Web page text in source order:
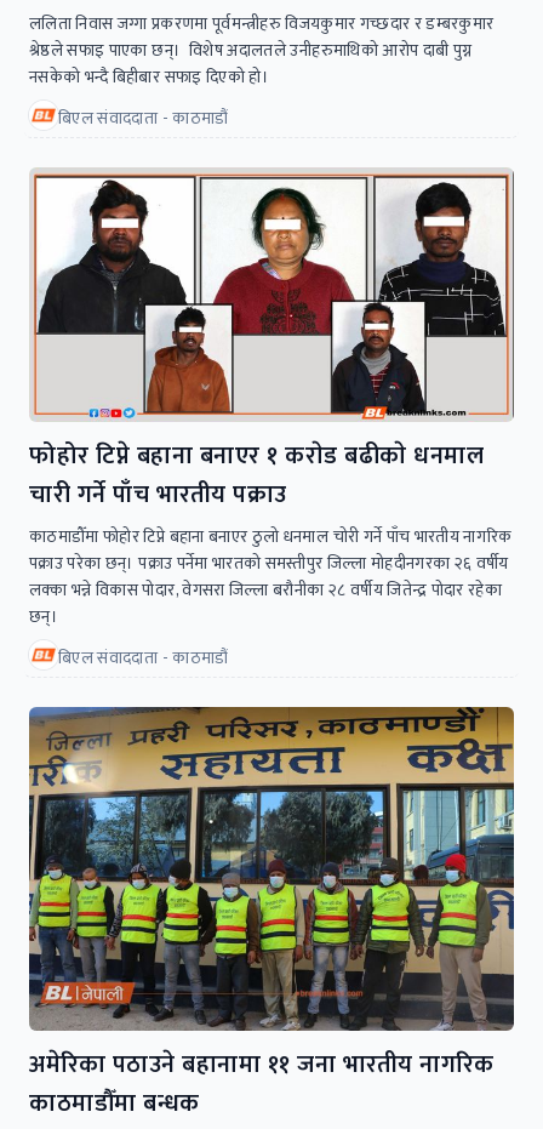
ललिता निवास जग्गा प्रकरणमा पूर्वमन्त्रीहरु विजयकुमार गच्छदार र डम्बरकुमार
श्रेष्ठले सफाइ पाएका छन्। विशेष अदालतले उनीहरुमाथिको आरोप दाबी पुग्न
नसकेको भन्दै बिहीबार सफाइ दिएको हो।
बिएल संवाददाता - काठमाडौं
फोहोर टिप्ने बहाना बनाएर १ कराेड बढीकाे धनमाल
चारी गर्ने पाँच भारतीय पक्राउ
काठमाडौँमा फोहोर टिप्ने बहाना बनाएर ठुलो धनमाल चोरी गर्ने पाँच भारतीय नागरिक
पक्राउ परेका छन्। पक्राउ पर्नेमा भारतको समस्तीपुर जिल्ला मोहदीनगरका २६ वर्षीय
लक्का भन्ने विकास पोदार, वेगसरा जिल्ला बरौनीका २८ वर्षीय जितेन्द्र पोदार रहेका
छन्।
बिएल संवाददाता - काठमाडौं
अमेरिका पठाउने बहानामा ११ जना भारतीय नागरिक
काठमाडौँमा बन्धक